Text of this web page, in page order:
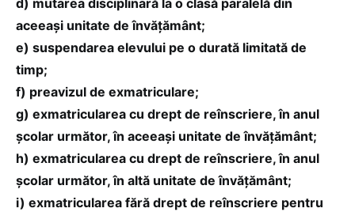
aceeași unitate de învățământ;
e) suspendarea elevului pe o durată limitată de
timp;
f) preavizul de exmatriculare;
g) exmatricularea cu drept de reînscriere, în anul
școlar următor, în aceeași unitate de învățământ;
h) exmatricularea cu drept de reînscriere, în anul
școlar următor, în altă unitate de învățământ;
i) exmatricularea fără drept de reînscriere pentru